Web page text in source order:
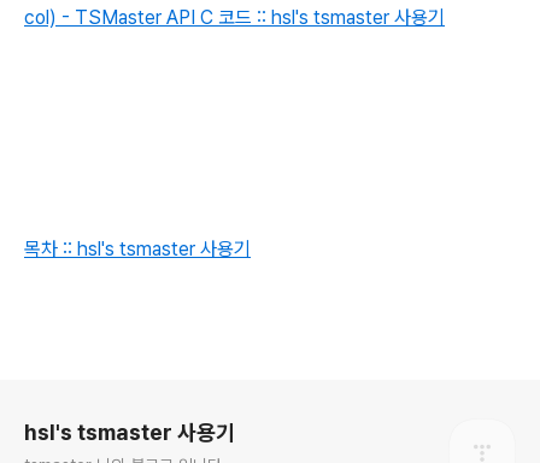
col) - TSMaster API C 코드 :: hsl's tsmaster 사용기
목차 :: hsl's tsmaster 사용기
hsl's tsmaster 사용기